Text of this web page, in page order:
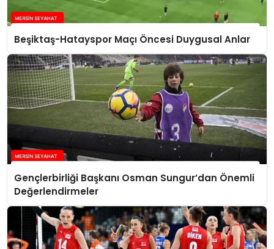
Beşiktaş-Hatayspor Maçı Öncesi Duygusal Anlar
Gençlerbirliği Başkanı Osman Sungur’dan Önemli
Değerlendirmeler